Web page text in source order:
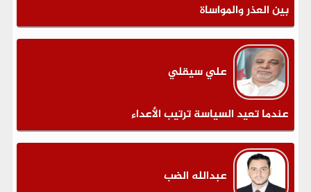
بين العذر والمواساة
علي سيقلي
عندما تعيد السياسة ترتيب الأعداء
عبدالله الضب